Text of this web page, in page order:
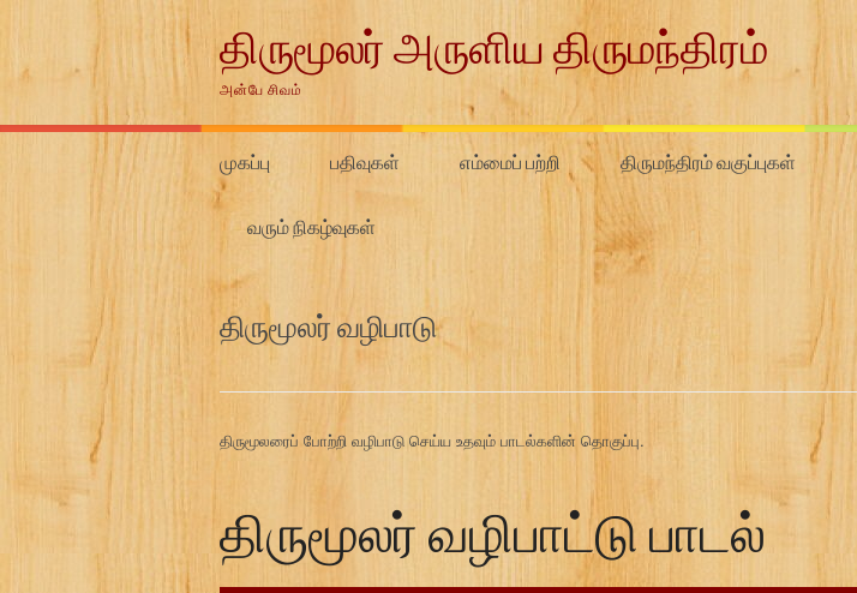
திருமூலர் அருளிய திருமந்திரம்
அன்பே சிவம்
முகப்பு பதிவுகள் எம்மைப் பற்றி திருமந்திரம் வகுப்புகள்
வரும் நிகழ்வுகள்
திருமூலர் வழிபாடு
திருமூலரைப் போற்றி வழிபாடு செய்ய உதவும் பாடல்களின் தொகுப்பு.
திருமூலர் வழிபாட்டு பாடல்